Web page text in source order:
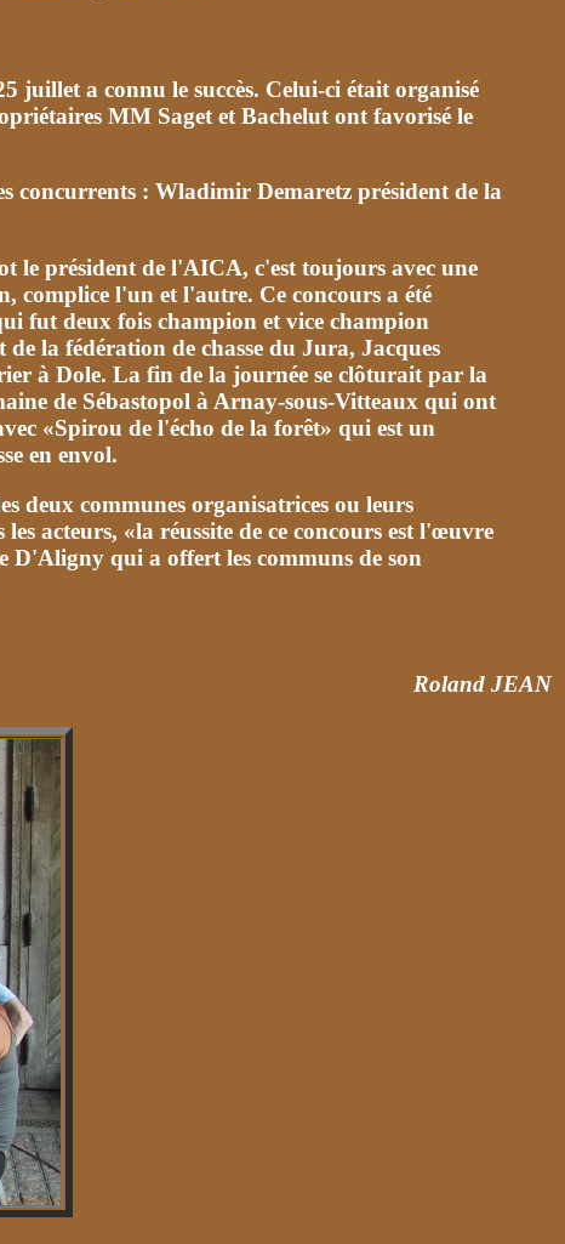
juillet a connu le succès. Celui-ci était organisé
MM Saget et Bachelut ont favorisé le
concurrents : Wladimir Demaretz président de la
le président de l'AICA, c'est toujours avec une
complice l'un et l'autre. Ce concours a été
fut deux fois champion et vice champion
la fédération de chasse du Jura, Jacques
à Dole. La fin de la journée se clôturait par la
de Sébastopol à Arnay-sous-Vitteaux qui ont
«Spirou de l'écho de la forêt» qui est un
en envol.
deux communes organisatrices ou leurs
acteurs, «la réussite de ce concours est l'œuvre
D'Aligny qui a offert les communs de son
Roland JEAN